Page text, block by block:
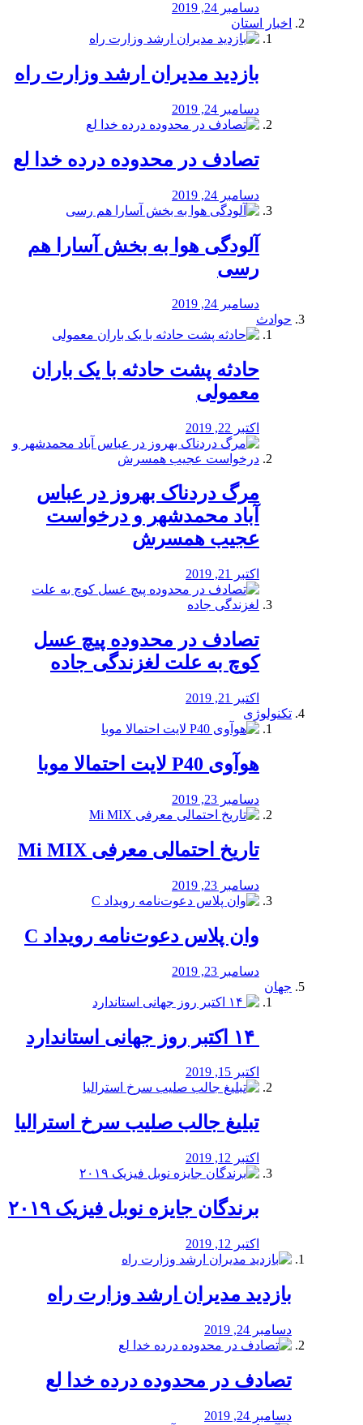
دسامبر 24, 2019
اخبار استان
بازدید مدیران ارشد وزارت راه
دسامبر 24, 2019
تصادف در محدوده درده خدا لع
دسامبر 24, 2019
آلودگی هوا به بخش آسارا هم
رسی
دسامبر 24, 2019
حوادث
️حادثه پشت حادثه با یک باران
معمولی
اکتبر 22, 2019
مرگ دردناک بهروز در عباس
آباد محمدشهر و درخواست
عجیب همسرش
اکتبر 21, 2019
تصادف در محدوده پیچ عسل
کوچ به علت لغزندگی جاده
اکتبر 21, 2019
تکنولوژی
هوآوی P40 لایت احتمالا موبا
دسامبر 23, 2019
تاریخ احتمالی معرفی Mi MIX
دسامبر 23, 2019
وان پلاس دعوت‌نامه رویداد C
دسامبر 23, 2019
جهان
اکتبر 15, 2019
تبلیغ جالب صلیب سرخ استرالیا
اکتبر 12, 2019
برندگان جایزه نوبل فیزیک ۲۰۱۹
اکتبر 12, 2019
بازدید مدیران ارشد وزارت راه
دسامبر 24, 2019
تصادف در محدوده درده خدا لع
دسامبر 24, 2019